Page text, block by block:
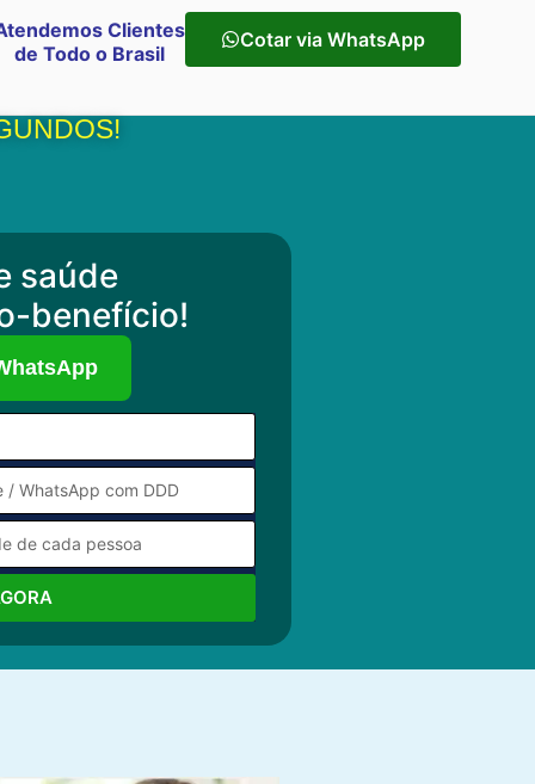
Clientes
de Todo o Brasil
Cotar via WhatsApp
saúde
benefício!